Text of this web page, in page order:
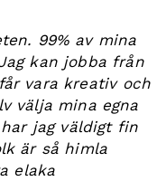
99% av mina
kan jobba från
vara kreativ och
välja mina egna
jag väldigt fin
är så himla
elaka